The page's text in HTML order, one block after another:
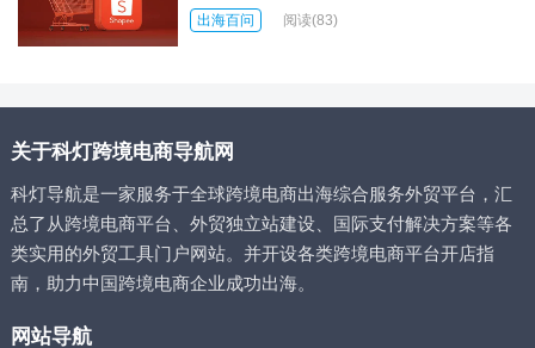
出海百问 阅读(83)
关于科灯跨境电商导航网
科灯导航是一家服务于全球跨境电商出海综合服务外贸平台，汇
总了从跨境电商平台、外贸独立站建设、国际支付解决方案等各
类实用的外贸工具门户网站。并开设各类跨境电商平台开店指
南，助力中国跨境电商企业成功出海。
网站导航